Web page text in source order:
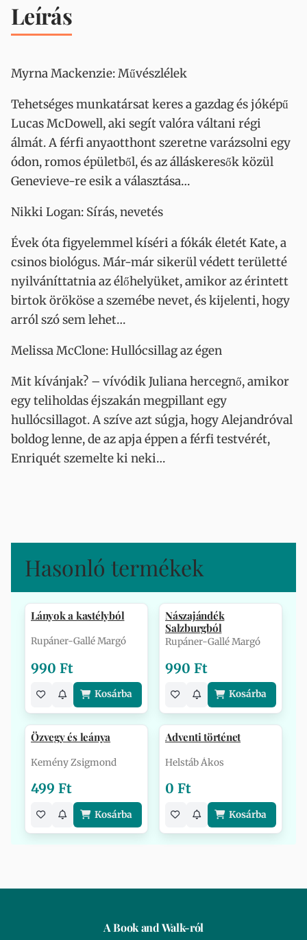
Leírás
Myrna Mackenzie: Művészlélek
Tehetséges munkatársat keres a gazdag és jóképű
Lucas McDowell, aki segít valóra váltani régi
álmát. A férfi anyaotthont szeretne varázsolni egy
ódon, romos épületből, és az álláskeresők közül
Genevieve-re esik a választása…
Nikki Logan: Sírás, nevetés
Évek óta figyelemmel kíséri a fókák életét Kate, a
csinos biológus. Már-már sikerül védett területté
nyilváníttatnia az élőhelyüket, amikor az érintett
birtok örököse a szemébe nevet, és kijelenti, hogy
arról szó sem lehet…
Melissa McClone: Hullócsillag az égen
Mit kívánjak? – vívódik Juliana hercegnő, amikor
egy teliholdas éjszakán megpillant egy
hullócsillagot. A szíve azt súgja, hogy Alejandróval
boldog lenne, de az apja éppen a férfi testvérét,
Enriquét szemelte ki neki…
Hasonló termékek
Lányok a kastélyból
Rupáner-Gallé Margó
990 Ft
Kosárba
Nászajándék
Salzburgból
Rupáner-Gallé Margó
990 Ft
Kosárba
Özvegy és leánya
Kemény Zsigmond
499 Ft
Kosárba
Adventi történet
Helstáb Ákos
0 Ft
Kosárba
A Book and Walk-ról